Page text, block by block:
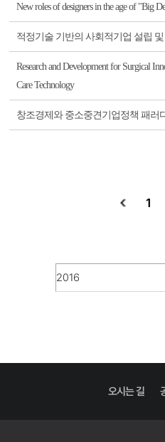
New roles of designers in the age of "Big
적정기술 기반의 사회적기업 설립 및
Research and Development for Surgical
Care Technology
창조경제와 중소중견기업정책 패러
1
오시는 길